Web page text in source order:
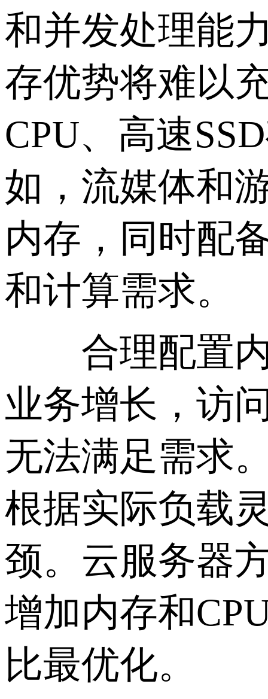
和并发处理能
存优势将难以
CPU、高速
如，流媒体和
内存，同时配
和计算需求。
合理配置内
业务增长，访
无法满足需求
根据实际负载
颈。云服务器
增加内存和
比最优化。